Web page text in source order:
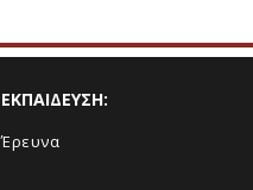
ΕΚΠΑΙΔΕΥΣΗ:
Έρευνα